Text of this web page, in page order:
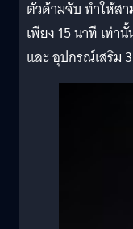
ตัวด้ามจับ ทำให้สา
เพียง 15 นาที เท่า
และ อุปกรณ์เสริม